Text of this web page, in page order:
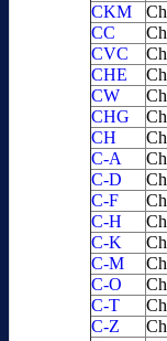
CKM
CC
CVC
CHE
CW
CHG
CH
C-A
C-D
C-F
C-H
C-K
C-M
C-O
C-T
C-Z